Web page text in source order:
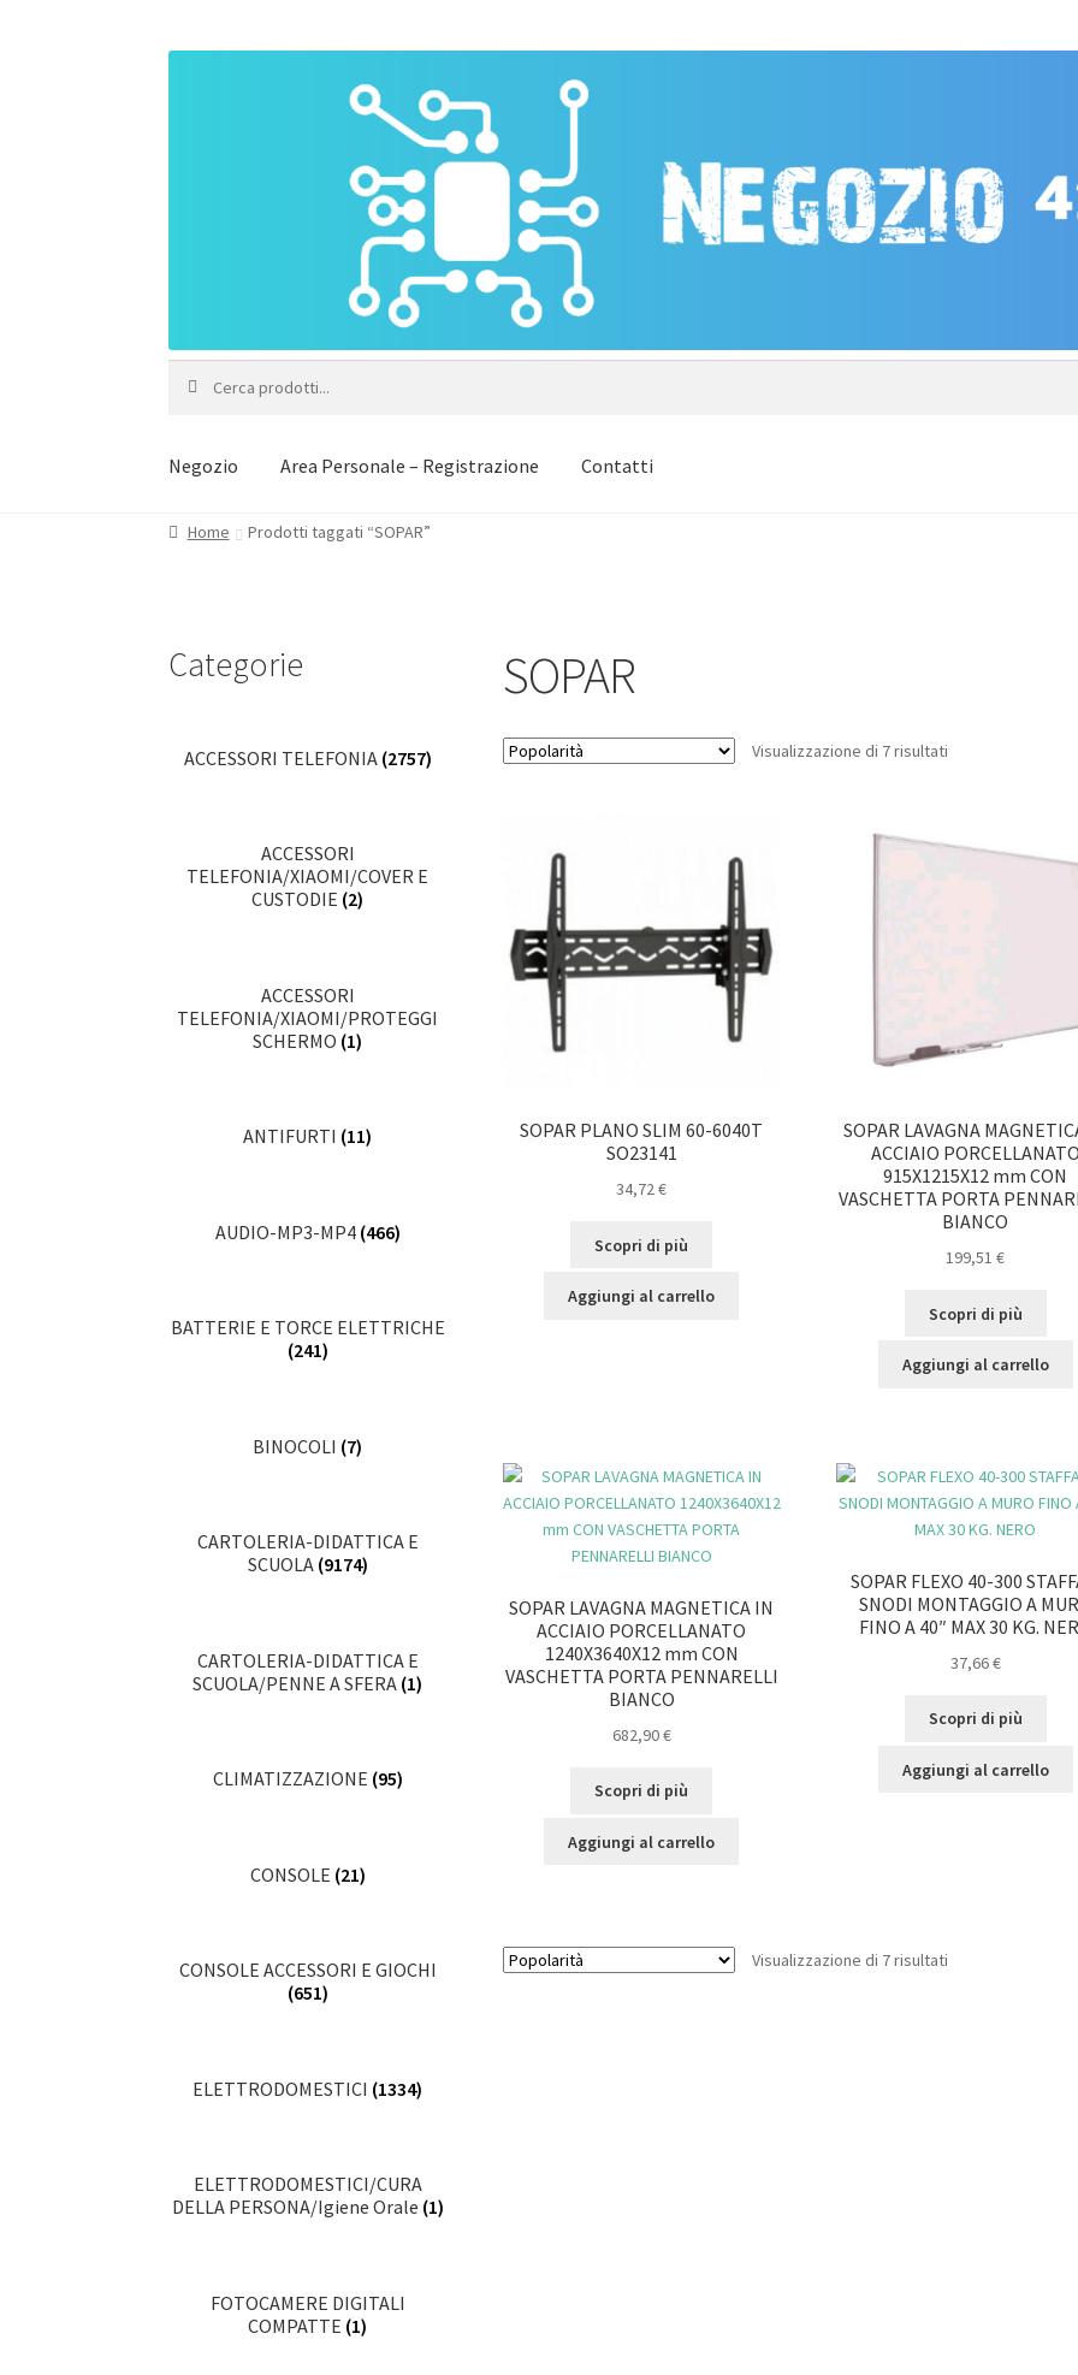
Negozio Area Personale – Registrazione Contatti
Home Prodotti taggati “SOPAR”
SOPAR
Visualizzazione di 7 risultatiPopolarità
SOPAR PLANO SLIM 60-6040T
SO23141
34,72€
Scopri di più
Aggiungi al carrello
SOPAR LAVAGNA
ACCIAIO
915X1215X12 mm CON
VASCHETTA PORTA
BIANCO
199,51€
Scopri di più
Aggiungi al carrello
SOPAR LAVAGNA MAGNETICA IN
ACCIAIO PORCELLANATO
1240X3640X12 mm CON
VASCHETTA PORTA PENNARELLI
BIANCO
682,90€
Scopri di più
Aggiungi al carrello
SOPAR FLEXO 40-300
SNODI MONTAGGIO A
FINO A 40″ MAX 30 KG.
37,66€
Scopri di più
Aggiungi al carrello
Visualizzazione di 7 risultatiPopolarità
Categorie
ACCESSORI TELEFONIA (2757)
ACCESSORI
TELEFONIA/XIAOMI/COVER E
CUSTODIE (2)
ACCESSORI
TELEFONIA/XIAOMI/PROTEGGI
SCHERMO (1)
ANTIFURTI (11)
AUDIO-MP3-MP4 (466)
BATTERIE E TORCE ELETTRICHE
(241)
BINOCOLI (7)
CARTOLERIA-DIDATTICA E
SCUOLA (9174)
CARTOLERIA-DIDATTICA E
SCUOLA/PENNE A SFERA (1)
CLIMATIZZAZIONE (95)
CONSOLE (21)
CONSOLE ACCESSORI E GIOCHI
(651)
ELETTRODOMESTICI (1334)
ELETTRODOMESTICI/CURA
DELLA PERSONA/Igiene Orale (1)
FOTOCAMERE DIGITALI
COMPATTE (1)